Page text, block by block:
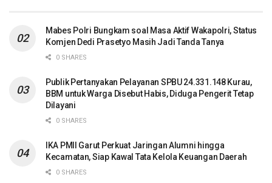
Mabes Polri Bungkam soal Masa Aktif Wakapolri, Status
Komjen Dedi Prasetyo Masih Jadi Tanda Tanya
0 SHARES
Publik Pertanyakan Pelayanan SPBU 24.331.148 Kurau,
BBM untuk Warga Disebut Habis, Diduga Pengerit Tetap
Dilayani
0 SHARES
IKA PMII Garut Perkuat Jaringan Alumni hingga
Kecamatan, Siap Kawal Tata Kelola Keuangan Daerah
0 SHARES